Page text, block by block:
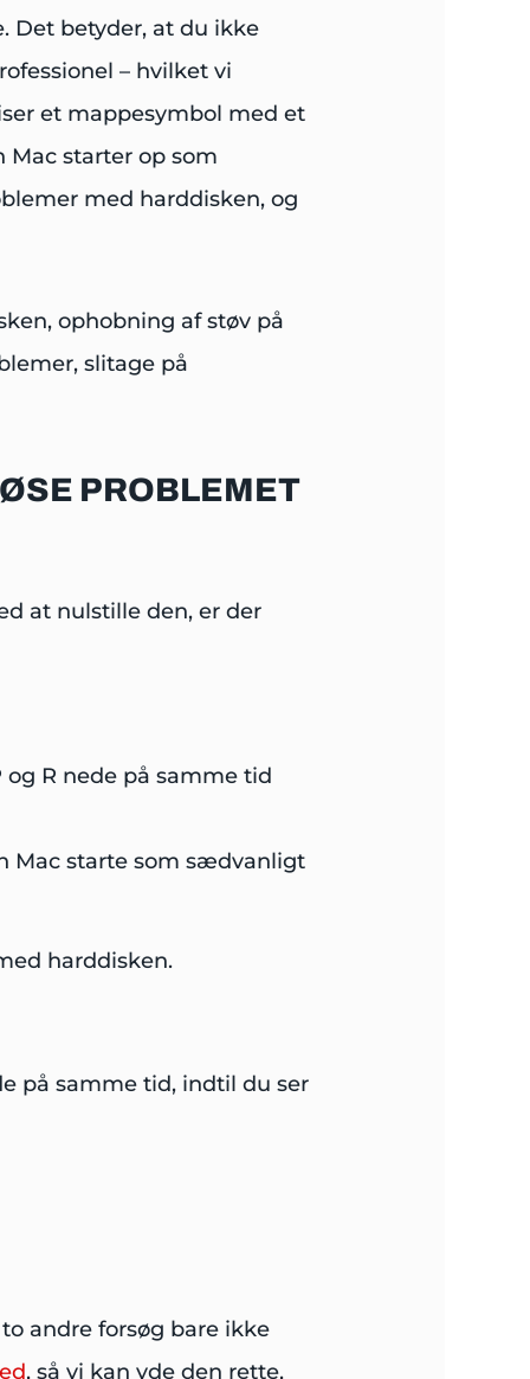
Det betyder, at du ikke
– hvilket vi
et mappesymbol med et
Mac starter op som
med harddisken, og
ophobning af støv på
slitage på
PROBLEMET
at nulstille den, er der
R nede på samme tid
Mac starte som sædvanligt
harddisken.
på samme tid, indtil du ser
andre forsøg bare ikke
, så vi kan yde den rette,